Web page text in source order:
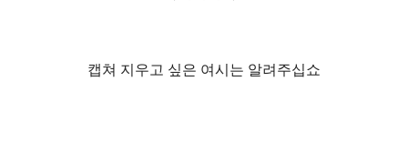
캡쳐 지우고 싶은 여시는 알려주십쇼